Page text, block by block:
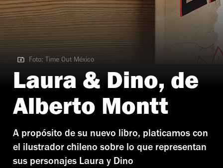
Foto: Time Out México
Foto: Time Out México
Laura & Dino, de
Alberto Montt
A propósito de su nuevo libro, platicamos con
el ilustrador chileno sobre lo que representan
sus personajes Laura y Dino